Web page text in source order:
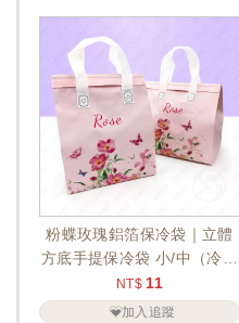
粉蝶玫瑰鋁箔保冷袋｜立體
方底手提保冷袋 小/中（冷飲
外帶 / 食品保冷 / 烘焙...
NT$ 11
加入追蹤